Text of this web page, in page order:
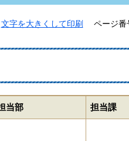
文字を大きくして印刷 ページ
当部 担当課